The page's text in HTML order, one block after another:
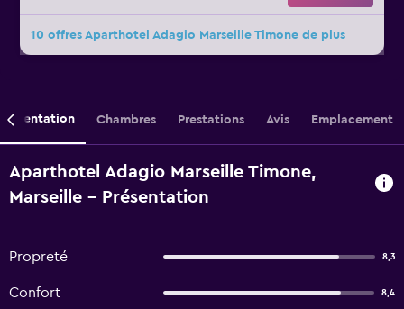
10 offres Aparthotel Adagio Marseille Timone de plus
Présentation Chambres Prestations Avis Emplacement
Aparthotel Adagio Marseille Timone,
Marseille - Présentation
Propreté 8,3
Confort 8,4